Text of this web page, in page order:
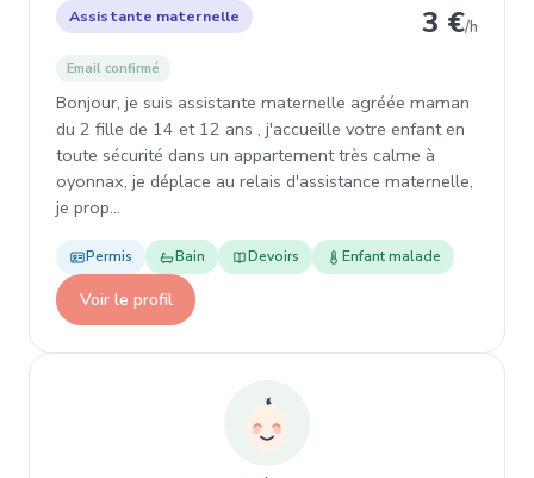
Assistante maternelle 3 €/h
Email confirmé
Bonjour, je suis assistante maternelle agréée maman
du 2 fille de 14 et 12 ans , j'accueille votre enfant en
toute sécurité dans un appartement très calme à
oyonnax, je déplace au relais d'assistance maternelle,
je prop…
Permis Bain Devoirs Enfant malade
Voir le profil